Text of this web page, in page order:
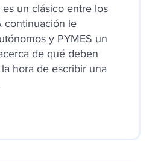
un clásico entre los
continuación le
y PYMES un
de qué deben
hora de escribir una